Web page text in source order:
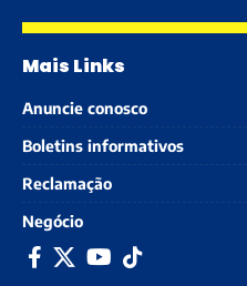
Mais Links
Anuncie conosco
Boletins informativos
Reclamação
Negócio